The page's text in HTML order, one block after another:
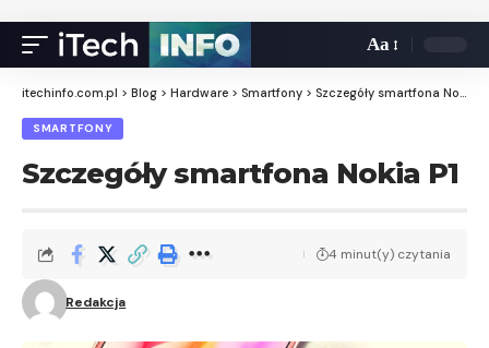
Aa
itechinfo.com.pl > Blog > Hardware > Smartfony > Szczegóły smartfona Nokia P1
SMARTFONY
Szczegóły smartfona Nokia P1
Redakcja
4 minut(y) czytania